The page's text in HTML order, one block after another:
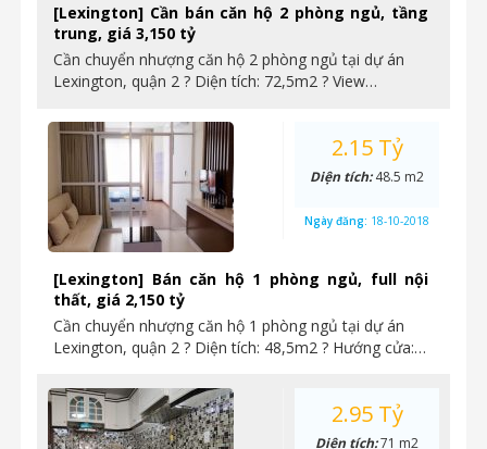
[Lexington] Cần bán căn hộ 2 phòng ngủ, tầng
trung, giá 3,150 tỷ
Cần chuyển nhượng căn hộ 2 phòng ngủ tại dự án
Lexington, quận 2 ? Diện tích: 72,5m2 ? View…
[Lexington] Bán căn hộ 1 phòng ngủ, full nội
thất, giá 2,150 tỷ
Cần chuyển nhượng căn hộ 1 phòng ngủ tại dự án
Lexington, quận 2 ? Diện tích: 48,5m2 ? Hướng cửa:…
2.15 Tỷ
Diện tích:48.5 m2
Ngày đăng: 18-10-2018
2.95 Tỷ
Diện tích:71 m2